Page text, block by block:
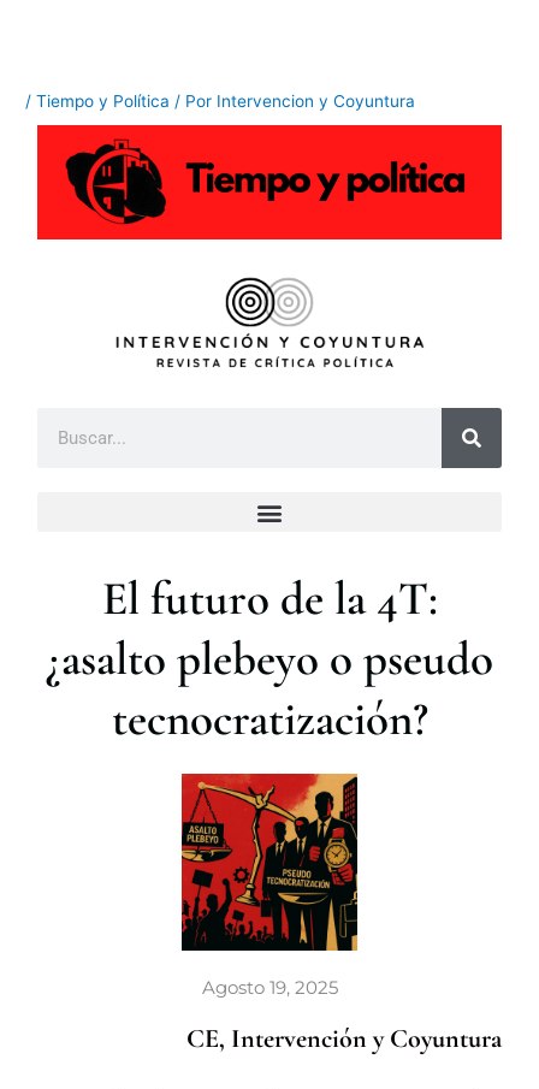
/Tiempo y Política / Por Intervencion y Coyuntura
El futuro de la 4T:
¿asalto plebeyo o pseudo
tecnocratización?
Agosto 19, 2025
CE, Intervención y Coyuntura